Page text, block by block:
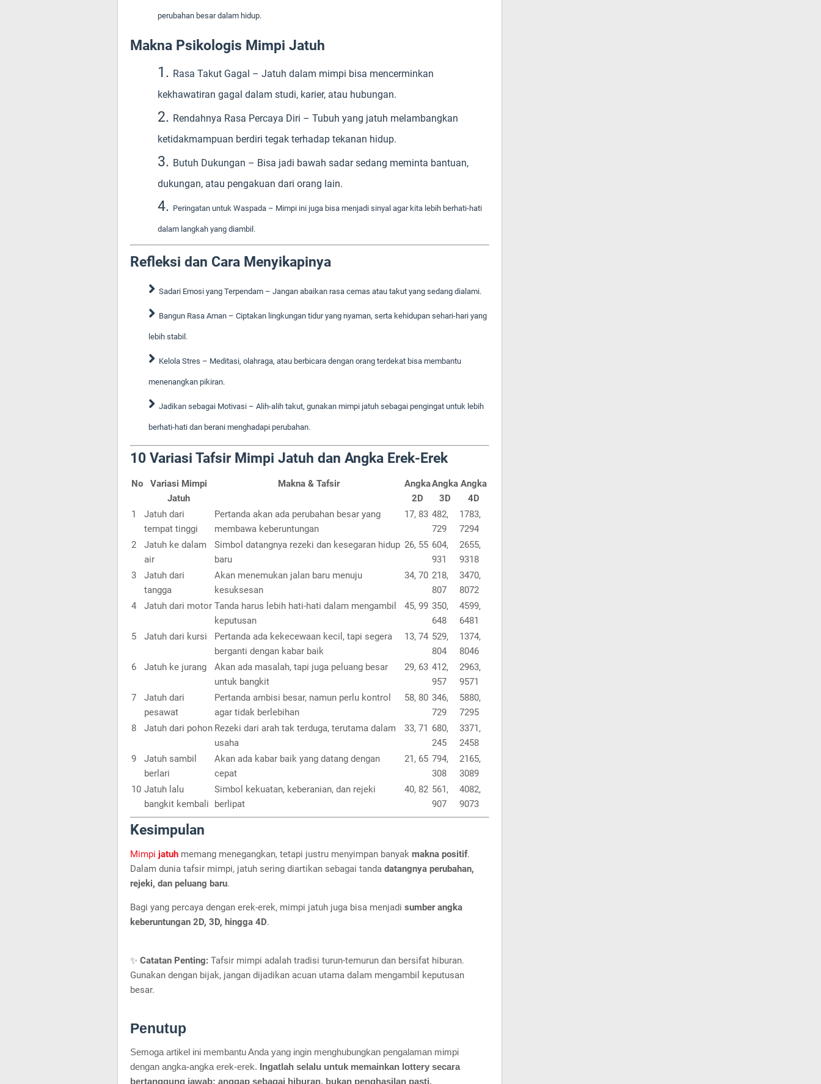
perubahan besar dalam hidup.
Makna Psikologis Mimpi Jatuh
Rasa Takut Gagal – Jatuh dalam mimpi bisa mencerminkan
kekhawatiran gagal dalam studi, karier, atau hubungan.
Rendahnya Rasa Percaya Diri – Tubuh yang jatuh melambangkan
ketidakmampuan berdiri tegak terhadap tekanan hidup.
Butuh Dukungan – Bisa jadi bawah sadar sedang meminta bantuan,
dukungan, atau pengakuan dari orang lain.
Peringatan untuk Waspada – Mimpi ini juga bisa menjadi sinyal agar kita lebih berhati-hati
dalam langkah yang diambil.
Refleksi dan Cara Menyikapinya
Sadari Emosi yang Terpendam – Jangan abaikan rasa cemas atau takut yang sedang dialami.
Bangun Rasa Aman – Ciptakan lingkungan tidur yang nyaman, serta kehidupan sehari-hari yang
lebih stabil.
Kelola Stres – Meditasi, olahraga, atau berbicara dengan orang terdekat bisa membantu
menenangkan pikiran.
Jadikan sebagai Motivasi – Alih-alih takut, gunakan mimpi jatuh sebagai pengingat untuk lebih
berhati-hati dan berani menghadapi perubahan.
10 Variasi Tafsir Mimpi Jatuh dan Angka Erek-Erek
No
Variasi Mimpi
Jatuh
Makna & Tafsir
Angka
2D
Angka
3D
Angka
4D
1
Jatuh dari
tempat tinggi
Pertanda akan ada perubahan besar yang
membawa keberuntungan
17, 83 482,
729
1783,
7294
2
Jatuh ke dalam
air
Simbol datangnya rezeki dan kesegaran hidup
baru
26, 55 604,
931
2655,
9318
3
Jatuh dari
tangga
Akan menemukan jalan baru menuju
kesuksesan
34, 70 218,
807
3470,
8072
4
Jatuh dari motor Tanda harus lebih hati-hati dalam mengambil
keputusan
45, 99 350,
648
4599,
6481
5
Jatuh dari kursi
Pertanda ada kekecewaan kecil, tapi segera
berganti dengan kabar baik
13, 74 529,
804
1374,
8046
6
Jatuh ke jurang
Akan ada masalah, tapi juga peluang besar
untuk bangkit
29, 63 412,
957
2963,
9571
7
Jatuh dari
pesawat
Pertanda ambisi besar, namun perlu kontrol
agar tidak berlebihan
58, 80 346,
729
5880,
7295
8
Jatuh dari pohon Rezeki dari arah tak terduga, terutama dalam
usaha
33, 71 680,
245
3371,
2458
9
Jatuh sambil
berlari
Akan ada kabar baik yang datang dengan
cepat
21, 65 794,
308
2165,
3089
10 Jatuh lalu
bangkit kembali
Simbol kekuatan, keberanian, dan rejeki
berlipat
40, 82 561,
907
4082,
9073
Kesimpulan
Mimpi jatuh memang menegangkan, tetapi justru menyimpan banyak makna positif.
Dalam dunia tafsir mimpi, jatuh sering diartikan sebagai tanda datangnya perubahan,
rejeki, dan peluang baru.
Bagi yang percaya dengan erek-erek, mimpi jatuh juga bisa menjadi sumber angka
keberuntungan 2D, 3D, hingga 4D.
✨ Catatan Penting: Tafsir mimpi adalah tradisi turun-temurun dan bersifat hiburan.
Gunakan dengan bijak, jangan dijadikan acuan utama dalam mengambil keputusan
besar.
Penutup
Semoga artikel ini membantu Anda yang ingin menghubungkan pengalaman mimpi
dengan angka-angka erek-erek. Ingatlah selalu untuk memainkan lottery secara
bertanggung jawab: anggap sebagai hiburan, bukan penghasilan pasti.